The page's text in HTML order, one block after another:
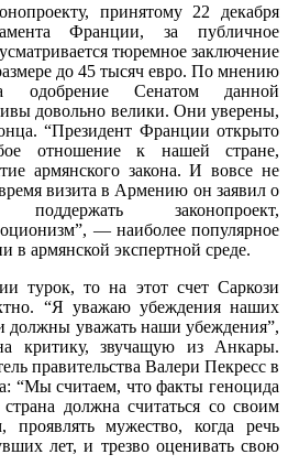
принятому 22 декабря
Франции, за публичное
тюремное заключение
до 45 тысяч евро. По мнению
одобрение Сенатом данной
довольно велики. Они уверены,
“Президент Франции открыто
отношение к нашей стране,
армянского закона. И вовсе не
визита в Армению он заявил о
законопроект,
— наиболее популярное
в армянской экспертной среде.
турок, то на этот счет Саркози
“Я уважаю убеждения наших
должны уважать наши убеждения”,
критику, звучащую из Анкары.
правительства Валери Пекресс в
“Мы считаем, что факты геноцида
должна считаться со своим
проявлять мужество, когда речь
лет, и трезво оценивать свою